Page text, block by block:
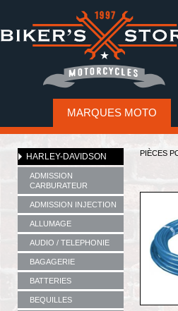
MARQUES MOTO
HARLEY-DAVIDSON
ADMISSION
CARBURATEUR
ADMISSION INJECTION
ALLUMAGE
AUDIO / TELEPHONIE
BAGAGERIE
BATTERIES
BEQUILLES
PIÈCES